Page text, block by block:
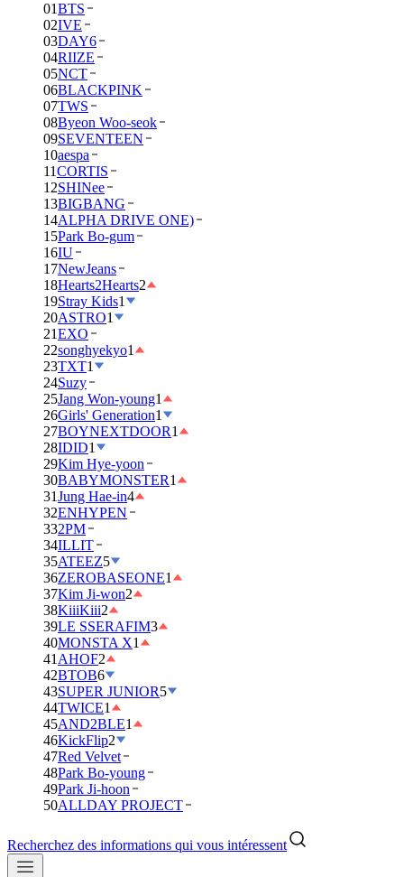
01BTS
02IVE
03DAY6
04RIIZE
05NCT
06BLACKPINK
07TWS
08Byeon Woo-seok
09SEVENTEEN
10aespa
11CORTIS
12SHINee
13BIGBANG
14ALPHA DRIVE ONE)
15Park Bo-gum
16IU
17NewJeans
18Hearts2Hearts2
19Stray Kids1
20ASTRO1
21EXO
22songhyekyo1
23TXT1
24Suzy
25Jang Won-young1
26Girls' Generation1
27BOYNEXTDOOR1
28IDID1
29Kim Hye-yoon
30BABYMONSTER1
31Jung Hae-in4
32ENHYPEN
332PM
34ILLIT
35ATEEZ5
36ZEROBASEONE1
37Kim Ji-won2
38KiiiKiii2
39LE SSERAFIM3
40MONSTA X1
41 AHOF2
42BTOB6
43SUPER JUNIOR5
44TWICE1
45AND2BLE1
46KickFlip2
47Red Velvet
48Park Bo-young
49Park Ji-hoon
50ALLDAY PROJECT
Recherchez des informations qui vous intéressent